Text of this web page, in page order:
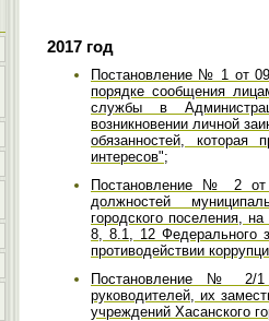
2017 год
Постановление № 1 от
порядке сообщения
службы в
возникновении личной
обязанностей,
интересов";
Постановление № 2 от
должностей
городского поселения,
8, 8.1, 12 Федерального
противодействии
Постановление № 2/
руководителей, их
учреждений Хасанского